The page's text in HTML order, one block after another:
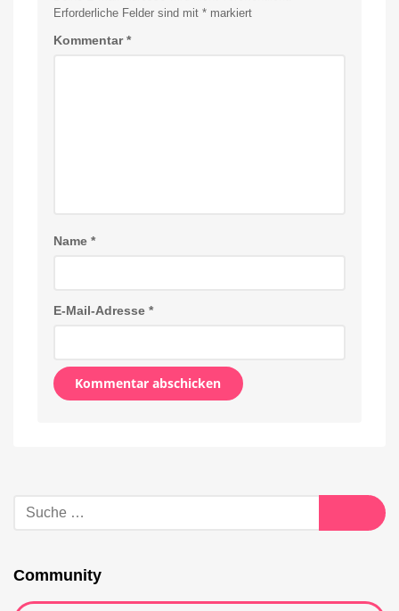
Erforderliche Felder sind mit * markiert
Kommentar*
Name *
E-Mail-Adresse *
nach:
Suche
Community